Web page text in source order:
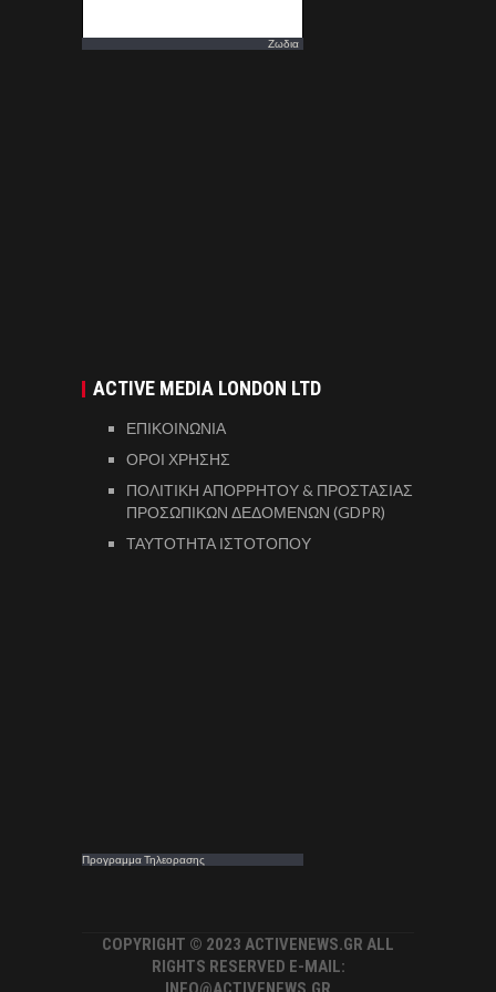
Ζωδια
ACTIVE MEDIA LONDON LTD
ΕΠΙΚΟΙΝΩΝΙΑ
ΟΡΟΙ ΧΡΗΣΗΣ
ΠΟΛΙΤΙΚΗ ΑΠΟΡΡΗΤΟΥ & ΠΡΟΣΤΑΣΙΑΣ
ΠΡΟΣΩΠΙΚΩΝ ΔΕΔΟΜΕΝΩΝ (GDPR)
ΤΑΥΤΟΤΗΤΑ ΙΣΤΟΤΟΠΟΥ
Προγραμμα Τηλεορασης
COPYRIGHT © 2023 ACTIVENEWS.GR ALL
RIGHTS RESERVED E-MAIL: